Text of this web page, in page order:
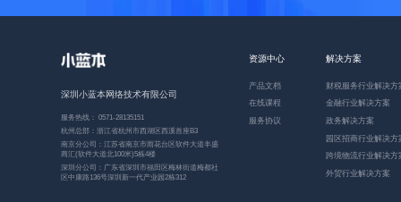
深圳小蓝本网络技术有限公司
服务热线： 0571-28135151
杭州总部：浙江省杭州市西湖区西溪首座B3
南京分公司：江苏省南京市雨花台区软件大道丰盛
商汇(软件大道北100米)5栋4楼
深圳分公司：广东省深圳市福田区梅林街道梅都社
区中康路136号深圳新一代产业园2栋312
资源中心
产品文档
在线课程
服务协议
解决方案
财税服务行业解决方
金融行业解决方案
政务解决方案
园区招商行业解决方
跨境物流行业解决方
外贸行业解决方案